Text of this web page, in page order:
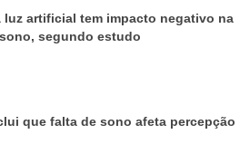
luz artificial tem impacto negativo na
segundo estudo
que falta de sono afeta percepção